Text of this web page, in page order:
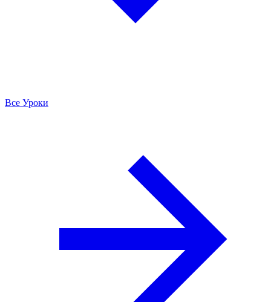
Все Уроки